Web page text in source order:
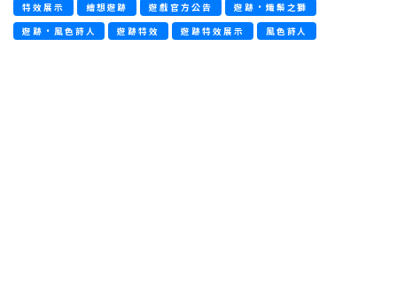
特效展示
繪想遊跡 遊戲官方公告
遊跡·熾鬃之獅
遊跡·風色詩人
遊跡特效 遊跡特效展示 風色詩人